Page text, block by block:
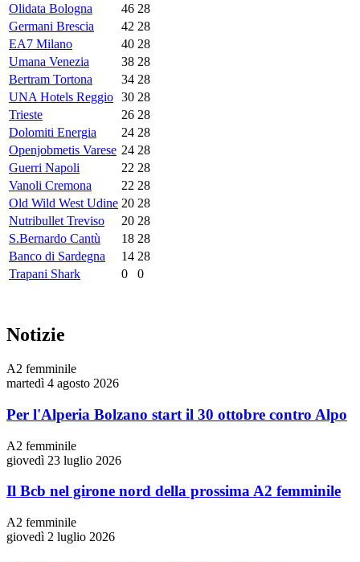
Olidata Bologna
46 28
Germani Brescia
42 28
EA7 Milano
40 28
Umana Venezia
38 28
Bertram Tortona
34 28
UNA Hotels Reggio 30 28
Trieste
26 28
Dolomiti Energia
24 28
Openjobmetis Varese 24 28
Guerri Napoli
22 28
Vanoli Cremona
22 28
Old Wild West Udine 20 28
Nutribullet Treviso
20 28
S.Bernardo Cantù
18 28
Banco di Sardegna
14 28
Trapani Shark
0 0
Notizie
A2 femminile
martedì 4 agosto 2026
Per l'Alperia Bolzano start il 30 ottobre contro Alpo
A2 femminile
giovedì 23 luglio 2026
Il Bcb nel girone nord della prossima A2 femminile
A2 femminile
giovedì 2 luglio 2026